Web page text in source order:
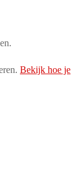
Bekijk hoe je